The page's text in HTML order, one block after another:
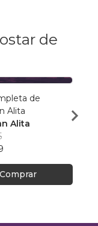
de
de
Alita
Alita
Comprar